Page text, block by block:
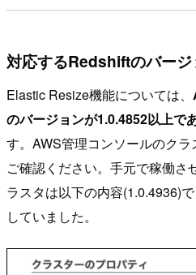
対応するRedshiftのバージ
Elastic Resize機能については、
のバージョンが1.0.4852以上で
す。AWS管理コンソールのク
ご確認ください。手元で稼働さ
ラスタは以下の内容(1.0.4936)
していました。